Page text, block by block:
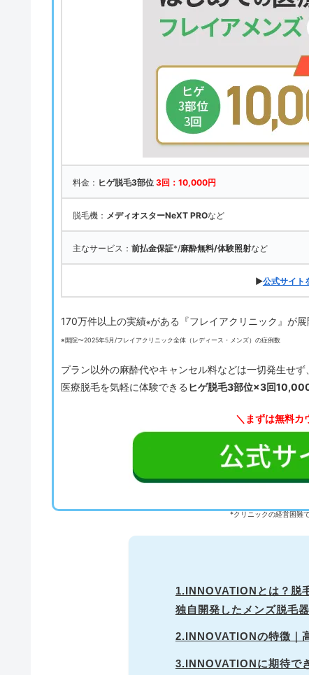
料金： ヒゲ脱毛3部位3回：10,000円
脱毛機： メディオスターNeXT PROなど
主なサービス：前払金保証*/麻酔無料/体験照射など
▶公式サイト
170万件以上の実績※がある『フレイアクリニック』が
※開院〜2025年5月/フレイアクリニック全体（レディース・メンズ）の症例数
プラン以外の麻酔代やキャンセル料などは一切発生せず
医療脱毛を気軽に体験できる ヒゲ脱毛3部位×3回
＼まずは無料カ
*クリニックの経営困難
1.INNOVATIONとは？脱
独自開発したメンズ脱毛器
2.INNOVATIONの特徴｜
3.INNOVATIONに期待で